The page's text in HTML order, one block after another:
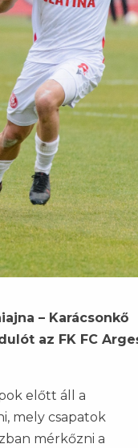
– Karácsonkő
az FK FC
előtt áll a
mely csapatok
mérkőzni a